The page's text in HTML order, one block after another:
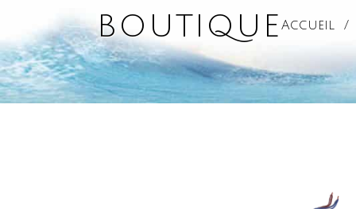
BOUTIQUE Accueil